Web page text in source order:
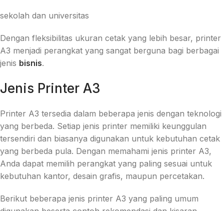
sekolah dan universitas
Dengan fleksibilitas ukuran cetak yang lebih besar, printer
A3 menjadi perangkat yang sangat berguna bagi berbagai
jenis bisnis.
Jenis Printer A3
Printer A3 tersedia dalam beberapa jenis dengan teknologi
yang berbeda. Setiap jenis printer memiliki keunggulan
tersendiri dan biasanya digunakan untuk kebutuhan cetak
yang berbeda pula. Dengan memahami jenis printer A3,
Anda dapat memilih perangkat yang paling sesuai untuk
kebutuhan kantor, desain grafis, maupun percetakan.
Berikut beberapa jenis printer A3 yang paling umum